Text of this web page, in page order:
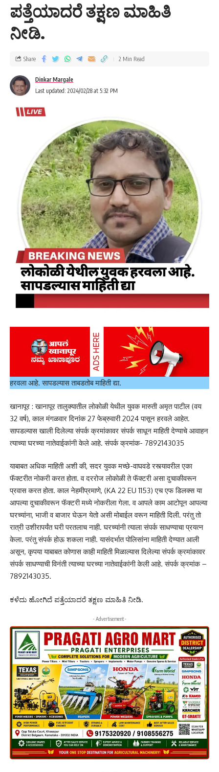
ಪತ್ತೆಯಾದರೆ ತಕ್ಷಣ ಮಾಹಿತಿ
ನೀಡಿ.
Last updated: 2024/02/28 at 5:32 PM
Dinkar Margale
Share 2 Min Read
हरवला आहे. सापडल्यास ताबडतोब माहिती द्या.
खानापूर : खानापूर तालुक्यातील लोकोळी येथील युवक मारुती अमृत पाटील (वय
32 वर्ष), काल मंगळवार दिनांक 27 फेब्रुवारी 2024 पासून हरवले आहेत.
सापडल्यास खाली दिलेल्या संपर्क क्रमांकावर संपर्क साधून माहिती देण्याचे आवाहन
त्याच्या घरच्या नातेवाईकांनी केले आहे. संपर्क क्रमांक- 7892143035
याबाबत अधिक माहिती अशी की, सदर युवक मच्छे-वाघवडे रस्त्यावरील एका
फॅक्टरीत नोकरी करत होता. व दररोज लोकोळी ते फॅक्टरी असा दुचाकीवरून
प्रवास करत होता. काल नेहमीप्रमाणे, (KA 22 EU 1153) एच एफ डिलक्स या
आपल्या दुचाकीवरून फॅक्टरी मध्ये नोकरीला गेला. व आपले काम आटोपून आपल्या
घरच्यांना, भाजी व बाजार घेऊन येतो असी मोबाईल वरून माहिती दिली. परंतु तो
रात्री उशीरापर्यंत घरी परतलाच नाही. घरच्यांनी त्याला संपर्क साधण्याचा प्रयत्न
केला. परंतु संपर्क होऊ शकला नाही. यासंदर्भात पोलिसांना माहिती देण्यात आली
असून, कृपया याबाबत कोणास काही माहिती मिळाल्यास दिलेल्या संपर्क क्रमांकावर
संपर्क साधण्याची विनंती त्याच्या घरच्या नातेवाईकांनी केली आहे. संपर्क क्रमांक –
7892143035.
ಕಳೆದು ಹೋಗಿದೆ ಪತ್ತೆಯಾದರೆ ತಕ್ಷಣ ಮಾಹಿತಿ ನೀಡಿ.
- Advertisement -